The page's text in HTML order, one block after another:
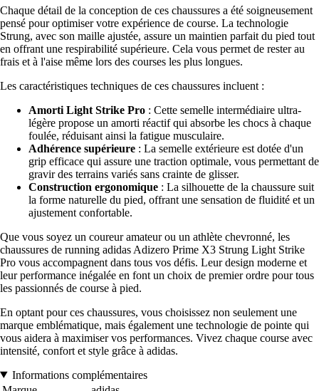
Chaque détail de la conception de ces chaussures a été soigneusement
pensé pour optimiser votre expérience de course. La technologie
Strung, avec son maille ajustée, assure un maintien parfait du pied tout
en offrant une respirabilité supérieure. Cela vous permet de rester au
frais et à l'aise même lors des courses les plus longues.
Les caractéristiques techniques de ces chaussures incluent :
Amorti Light Strike Pro : Cette semelle intermédiaire ultra-
légère propose un amorti réactif qui absorbe les chocs à chaque
foulée, réduisant ainsi la fatigue musculaire.
Adhérence supérieure : La semelle extérieure est dotée d'un
grip efficace qui assure une traction optimale, vous permettant de
gravir des terrains variés sans crainte de glisser.
Construction ergonomique : La silhouette de la chaussure suit
la forme naturelle du pied, offrant une sensation de fluidité et un
ajustement confortable.
Que vous soyez un coureur amateur ou un athlète chevronné, les
chaussures de running adidas Adizero Prime X3 Strung Light Strike
Pro vous accompagnent dans tous vos défis. Leur design moderne et
leur performance inégalée en font un choix de premier ordre pour tous
les passionnés de course à pied.
En optant pour ces chaussures, vous choisissez non seulement une
marque emblématique, mais également une technologie de pointe qui
vous aidera à maximiser vos performances. Vivez chaque course avec
intensité, confort et style grâce à adidas.
Informations complémentaires